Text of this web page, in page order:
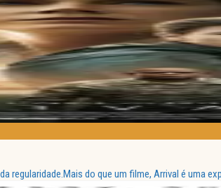
do que um filme, Arrival é uma